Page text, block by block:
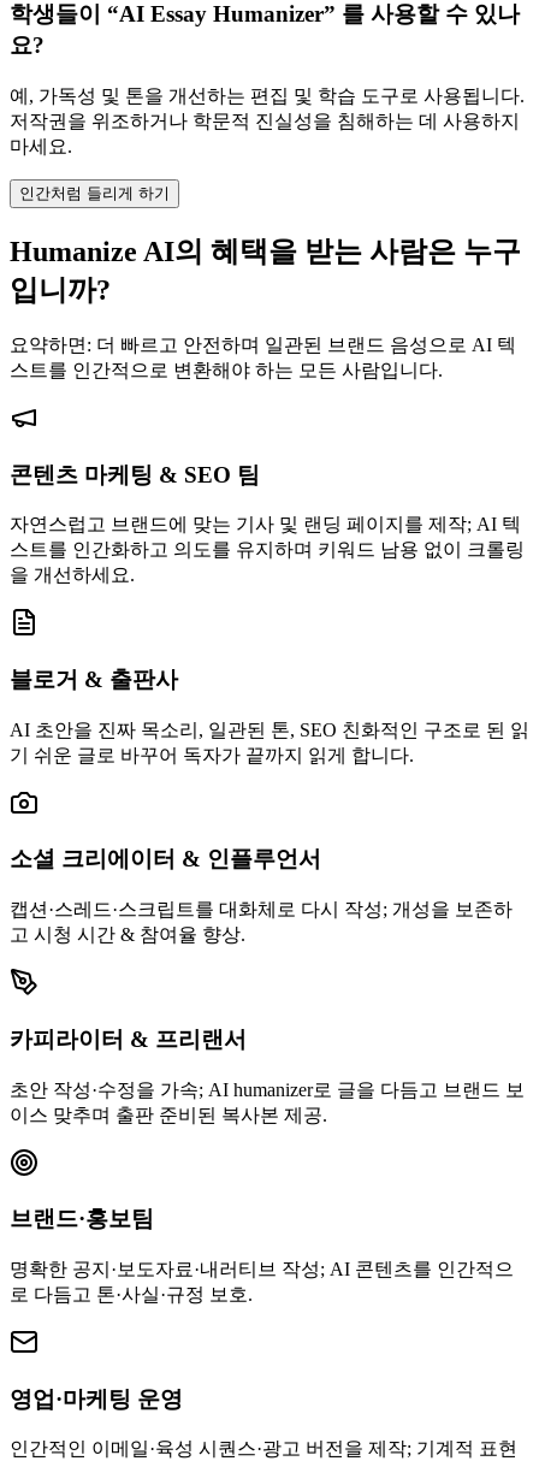
학생들이 “AI Essay Humanizer” 를 사용할 수 있나
요?
예, 가독성 및 톤을 개선하는 편집 및 학습 도구로 사용됩니다.
저작권을 위조하거나 학문적 진실성을 침해하는 데 사용하지
마세요.
인간처럼 들리게 하기
Humanize AI의 혜택을 받는 사람은 누구
입니까?
요약하면: 더 빠르고 안전하며 일관된 브랜드 음성으로 AI 텍
스트를 인간적으로 변환해야 하는 모든 사람입니다.
콘텐츠 마케팅 & SEO 팀
자연스럽고 브랜드에 맞는 기사 및 랜딩 페이지를 제작; AI 텍
스트를 인간화하고 의도를 유지하며 키워드 남용 없이 크롤링
을 개선하세요.
블로거 & 출판사
AI 초안을 진짜 목소리, 일관된 톤, SEO 친화적인 구조로 된 읽
기 쉬운 글로 바꾸어 독자가 끝까지 읽게 합니다.
소셜 크리에이터 & 인플루언서
캡션·스레드·스크립트를 대화체로 다시 작성; 개성을 보존하
고 시청 시간 & 참여율 향상.
카피라이터 & 프리랜서
초안 작성·수정을 가속; AI humanizer로 글을 다듬고 브랜드 보
이스 맞추며 출판 준비된 복사본 제공.
브랜드·홍보팀
명확한 공지·보도자료·내러티브 작성; AI 콘텐츠를 인간적으
로 다듬고 톤·사실·규정 보호.
영업·마케팅 운영
인간적인 이메일·육성 시퀀스·광고 버전을 제작; 기계적 표현